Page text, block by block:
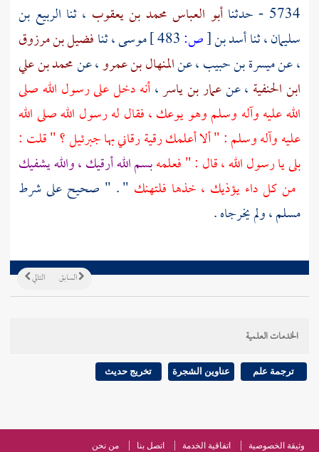
5734 - حدثنا
أبو العباس محمد بن يعقوب ، ثنا الربيع بن
سليمان، ثناأسد بن[ص: موسى، ثنافضيل بن مرزوق
، عنميسرة بن حبيب، عنالمنهال بن عمرو، عنمحمد بن علي
ابن الحنفية ، عنعمار بن ياسر،أنه دخل على رسول الله صلى
الله عليه وآله وسلم وهو يوعك ، فقال له رسول الله صلى الله
عليه وآله وسلم : " ألا أعلمك رقية رقاني بهاجبرئيل؟ " قلت :
بلى يا رسول الله ، قال : " فعلمهبسم الله أرقيك ، والله يشفيك
من كل داء يؤذيك ، خذها فلتهنك " . " صحيح على شرط
مسلم، ولم يخرجاه .
التالي السابق
الخدمات العلمية
ترجمة علم عناوين الشجرة تخريج حديث
وثيقة الخصوصية اتفاقية الخدمة اتصل بنا من نحن